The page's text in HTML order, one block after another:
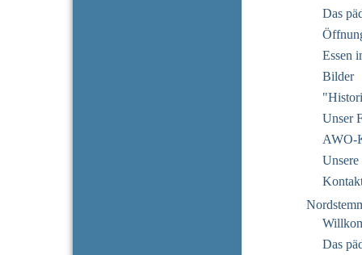
Das
Essen
Bilder
Unser
AWO-
Unsere
Das